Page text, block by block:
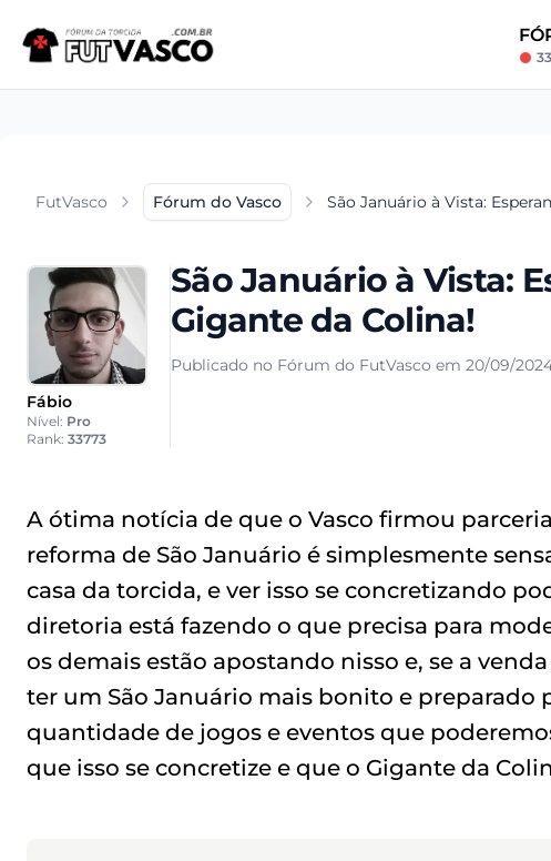
FutVasco Fórum do Vasco São Januário à Vista:
Fábio
Nível: Pro
Rank: 33773
São Januário à Vista:
Gigante da Colina!
Publicado no Fórum do FutVasco em 20/09/
A ótima notícia de que o Vasco firmou
reforma de São Januário é simplesmente
casa da torcida, e ver isso se concretizando
diretoria está fazendo o que precisa para
os demais estão apostando nisso e, se a
ter um São Januário mais bonito e preparado
quantidade de jogos e eventos que
que isso se concretize e que o Gigante da